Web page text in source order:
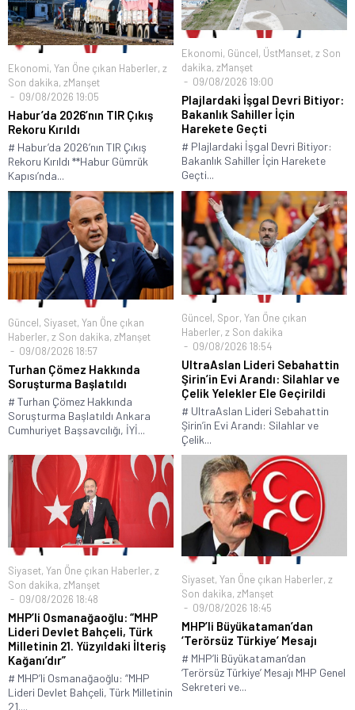
Ekonomi, Yan Öne çıkan Haberler, z
Son dakika, zManşet
09/08/2026 19:05
Habur’da 2026’nın TIR Çıkış
Rekoru Kırıldı
# Habur’da 2026’nın TIR Çıkış
Rekoru Kırıldı **Habur Gümrük
Kapısı’nda...
Ekonomi, Güncel, ÜstManset, z Son
dakika, zManşet
09/08/2026 19:00
Plajlardaki İşgal Devri Bitiyor:
Bakanlık Sahiller İçin
Harekete Geçti
# Plajlardaki İşgal Devri Bitiyor:
Bakanlık Sahiller İçin Harekete
Geçti...
Güncel, Siyaset, Yan Öne çıkan
Haberler, z Son dakika, zManşet
09/08/2026 18:57
Turhan Çömez Hakkında
Soruşturma Başlatıldı
# Turhan Çömez Hakkında
Soruşturma Başlatıldı Ankara
Cumhuriyet Başsavcılığı, İYİ...
Güncel, Spor, Yan Öne çıkan
Haberler, z Son dakika
09/08/2026 18:54
UltraAslan Lideri Sebahattin
Şirin’in Evi Arandı: Silahlar ve
Çelik Yelekler Ele Geçirildi
# UltraAslan Lideri Sebahattin
Şirin’in Evi Arandı: Silahlar ve
Çelik...
Siyaset, Yan Öne çıkan Haberler, z
Son dakika, zManşet
09/08/2026 18:48
MHP’li Osmanağaoğlu: “MHP
Lideri Devlet Bahçeli, Türk
Milletinin 21. Yüzyıldaki İlteriş
Kağanı’dır”
# MHP’li Osmanağaoğlu: “MHP
Lideri Devlet Bahçeli, Türk Milletinin
21....
Siyaset, Yan Öne çıkan Haberler, z
Son dakika, zManşet
09/08/2026 18:45
MHP’li Büyükataman’dan
‘Terörsüz Türkiye’ Mesajı
# MHP’li Büyükataman’dan
‘Terörsüz Türkiye’ Mesajı MHP Genel
Sekreteri ve...